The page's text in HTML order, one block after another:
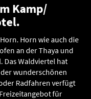
Kamp/
Horn wie auch die
an der Thaya und
Das Waldviertel hat
wunderschönen
Radfahren verfügt
für